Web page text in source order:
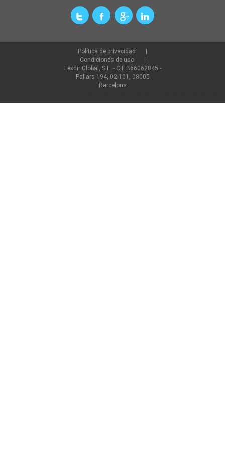
Política de privacidad
Condiciones de uso
Lexdir Global, S.L. - CIF B66062845 -
Pallars 194, 02-101, 08005
Barcelona